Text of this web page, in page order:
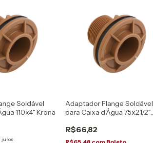
Soldável
110x4" Krona
juros
Adaptador Flange Soldável
para Caixa d'Água 75x2.1/2"
R$66,82